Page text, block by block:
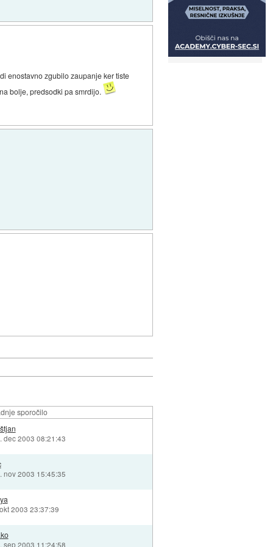
enostavno zgubilo zaupanje ker tiste
bolje, predsodki pa smrdijo.
sporočilo
dec 2003 08:21:43
nov 2003 15:45:35
2003 23:37:39
sep 2003 11:24:58